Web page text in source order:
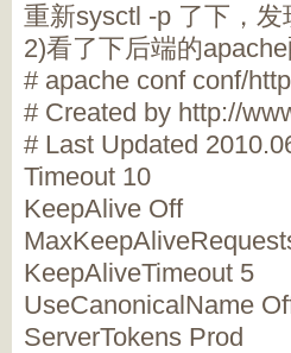
重新sysctl -p 了下，发
2)看了下后端的
# apache conf conf/
# Created by http://
# Last Updated
Timeout 10
KeepAlive Off
KeepAliveTimeout 5
UseCanonicalName
ServerTokens Prod